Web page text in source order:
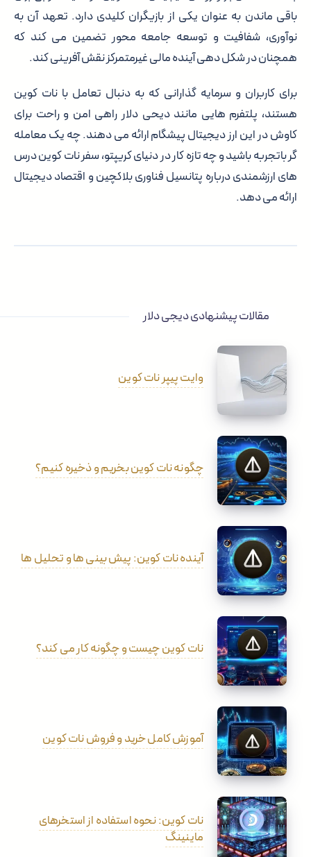
باقی ماندن به عنوان یکی از بازیگران کلیدی دارد. تعهد آن به
نوآوری، شفافیت و توسعه جامعه محور تضمین می کند که
همچنان در شکل دهی آینده مالی غیرمتمرکز نقش آفرینی کند.
برای کاربران و سرمایه گذارانی که به دنبال تعامل با نات کوین
هستند، پلتفرم هایی مانند دیحی دلار راهی امن و راحت برای
کاوش در این ارز دیجیتال پیشگام ارائه می دهند. چه یک معامله
گر باتجربه باشید و چه تازه کار در دنیای کریپتو، سفر نات کوین درس
های ارزشمندی درباره پتانسیل فناوری بلاکچین و اقتصاد دیجیتال
ارائه می دهد.
مقالات پیشنهادی دیجی دلار
وایت پیپر نات کوین
چگونه نات کوین بخریم و ذخیره کنیم؟
آینده نات کوین: پیش بینی ها و تحلیل ها
نات کوین چیست و چگونه کار می کند؟
آموزش کامل خرید و فروش نات کوین
نات کوین: نحوه استفاده از استخرهای
ماینینگ